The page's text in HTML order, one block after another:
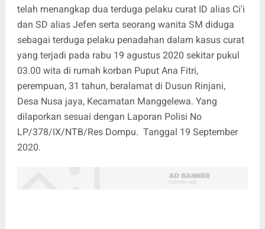
telah menangkap dua terduga pelaku curat ID alias Ci'i
dan SD alias Jefen serta seorang wanita SM diduga
sebagai terduga pelaku penadahan dalam kasus curat
yang terjadi pada rabu 19 agustus 2020 sekitar pukul
03.00 wita di rumah korban Puput Ana Fitri,
perempuan, 31 tahun, beralamat di Dusun Rinjani,
Desa Nusa jaya, Kecamatan Manggelewa. Yang
dilaporkan sesuai dengan Laporan Polisi No
LP/378/IX/NTB/Res Dompu. Tanggal 19 September
2020.